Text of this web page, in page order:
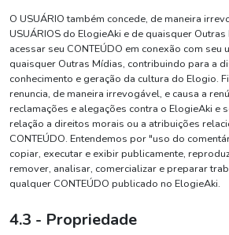
O USUÁRIO também concede, de maneira
USUÁRIOS do ElogieAki e de quaisquer
acessar seu CONTEÚDO em conexão com seu
quaisquer Outras Mídias, contribuindo para a
conhecimento e geração da cultura do Elogio.
renuncia, de maneira irrevogável, e causa a
reclamações e alegações contra o ElogieAki e
relação a direitos morais ou a atribuições
CONTEÚDO. Entendemos por "uso do
copiar, executar e exibir publicamente,
remover, analisar, comercializar e preparar
qualquer CONTEÚDO publicado no ElogieAki.
4.3 - Propriedade